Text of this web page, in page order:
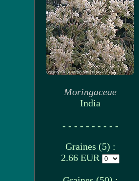
Moringaceae
India
- - - - - - - - - -
Graines (5) :
2.66 EUR